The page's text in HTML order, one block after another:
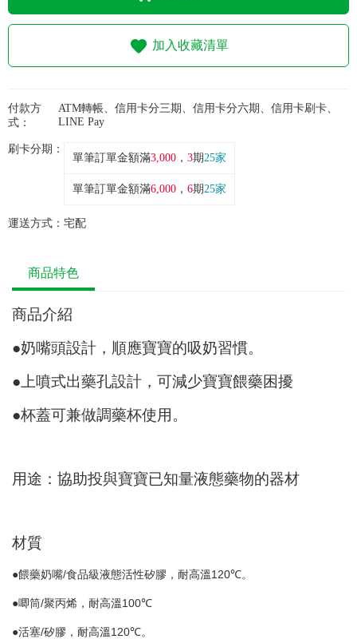
折價券、紅利說明
加入收藏清單
付款方
式：
ATM轉帳、信用卡分三期、信用卡分六期、信用卡刷卡、
LINE Pay
刷卡分期：
單筆訂單金額滿3,000 ， 3期25家
單筆訂單金額滿6,000 ， 6期25家
運送方式： 宅配
商品特色
商品介紹
●奶嘴頭設計，順應寶寶的吸奶習慣。
●上噴式出藥孔設計，可減少寶寶餵藥困擾
●杯蓋可兼做調藥杯使用。
用途：協助投與寶寶已知量液態藥物的器材
材質
●餵藥奶嘴/食品級液態活性矽膠，耐高溫120℃。
●唧筒/聚丙烯，耐高溫100℃
●活塞/矽膠，耐高溫120℃。